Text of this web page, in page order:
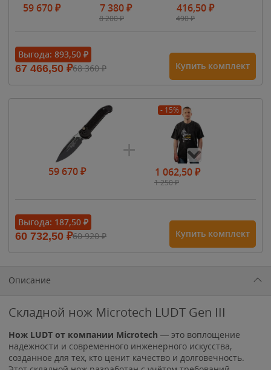
59 670₽ 7 380₽
8 200₽
416,50₽
490₽
Выгода: 893,50 ₽
67 466,50 ₽68 360₽ Купить комплект
59 670₽
- 15%
1 062,50₽
1 250₽
1 615₽
1 900₽1 900₽
Выгода: 187,50 ₽
60 732,50 ₽60 920₽ Купить комплект
Описание
Складной нож Microtech LUDT Gen III
Нож LUDT от компании Microtech — это воплощение
надежности и современного инженерного искусства,
созданное для тех, кто ценит качество и долговечность.